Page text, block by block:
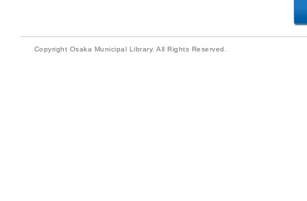
Copyright Osaka Municipal Library. All Rights Reserved.